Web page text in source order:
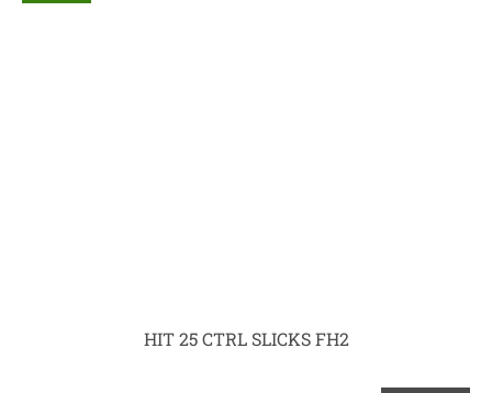
HIT 25 CTRL SLICKS FH2